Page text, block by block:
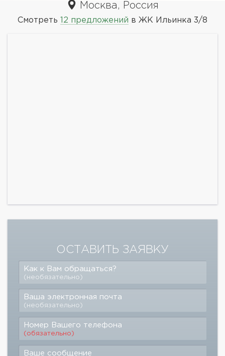
Москва, Россия
Смотреть 12 предложений в ЖК Ильинка 3/8
ОСТАВИТЬ ЗАЯВКУ
Как к Вам обращаться?
(необязательно)
Ваша электронная почта
(необязательно)
Номер Вашего телефона
(обязательно)
Ваше сообщение